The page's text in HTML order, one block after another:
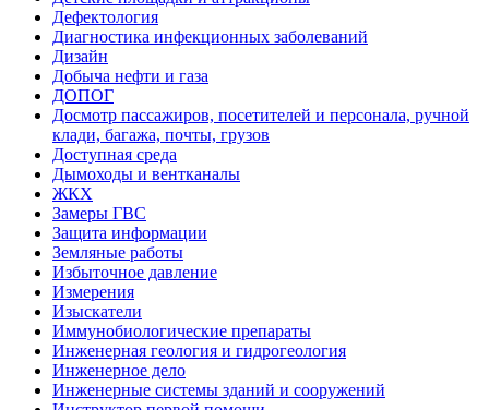
Дефектология
Диагностика инфекционных заболеваний
Дизайн
Добыча нефти и газа
ДОПОГ
Досмотр пассажиров, посетителей и персонала, ручной
клади, багажа, почты, грузов
Доступная среда
Дымоходы и вентканалы
ЖКХ
Замеры ГВС
Защита информации
Земляные работы
Избыточное давление
Измерения
Изыскатели
Иммунобиологические препараты
Инженерная геология и гидрогеология
Инженерное дело
Инженерные системы зданий и сооружений